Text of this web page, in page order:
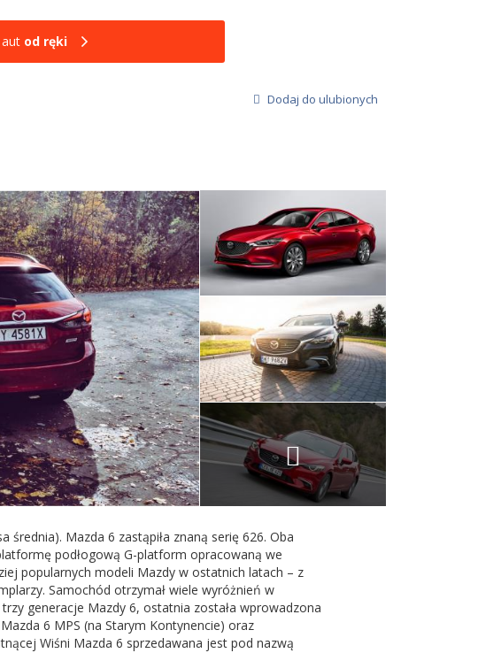
od ręki
Dodaj do ulubionych
Mazda 6 zastąpiła znaną serię 626. Oba
podłogową G-platform opracowaną we
popularnych modeli Mazdy w ostatnich latach – z
Samochód otrzymał wiele wyróżnień w
generacje Mazdy 6, ostatnia została wprowadzona
6 MPS (na Starym Kontynencie) oraz
Wiśni Mazda 6 sprzedawana jest pod nazwą